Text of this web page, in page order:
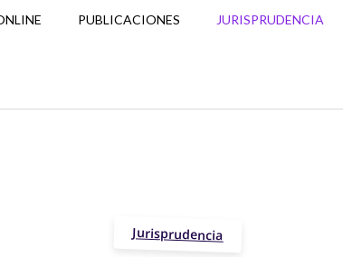
PUBLICACIONES JURISPRUDENCIA
Jurisprudencia